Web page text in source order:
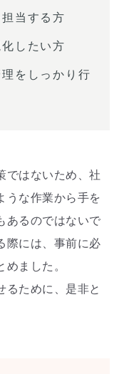
当する方
したい方
をしっかり行
ではないため、社
うな作業から手を
あるのではないで
際には、事前に必
ました。
るために、是非と